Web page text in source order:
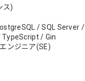
ス)
/ SQL
/ Gin
ンジニア(SE)